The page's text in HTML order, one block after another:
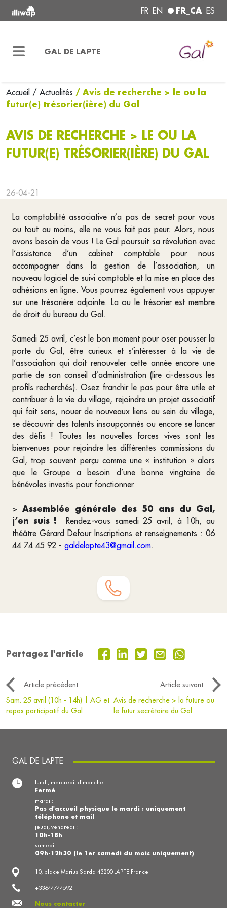
FR EN FR_CA ES
GAL DE LAPTE
Accueil / Actualités / Avis de recherche > le ou la
futur(e) trésorier(ière) du Gal
AVIS DE RECHERCHE > LE OU LA
FUTUR(E) TRÉSORIER(IÈRE) DU GAL
26-04-21
La comptabilité associative n’a pas de secret pour vous
ou tout au moins, elle ne vous fait pas peur. Alors, nous
avons besoin de vous ! Le Gal poursuit sa révolution avec
l’assistance d’un cabinet comptable pour nous
accompagner dans la gestion de l’association, un
nouveau logiciel de suivi comptable et la mise en place des
adhésions en ligne. Vous pourrez également vous appuyer
sur une trésorière adjointe. La ou le trésorier est membre
de droit du bureau du Gal.
Samedi 25 avril, c’est le bon moment pour oser pousser la
porte du Gal, être curieux et s’intéresser à la vie de
l’association qui doit renouveler cette année encore une
partie de son conseil d’administration (lire ci-dessous les
profils recherchés). Osez franchir le pas pour être utile et
contribuer à la vie du village, rejoindre un projet associatif
qui fait sens, nouer de nouveaux liens au sein du village,
se découvrir des talents insoupçonnés ou encore se lancer
des défis ! Toutes les nouvelles forces vives sont les
bienvenues pour rejoindre les différentes commissions du
Gal, trop souvent perçu comme une « institution » alors
que le Groupe a besoin d’une bonne vingtaine de
bénévoles investis pour fonctionner.
> Assemblée générale des 50 ans du Gal,
j’en suis ! Rendez-vous samedi 25 avril, à 10h, au
théâtre Gérard Defour Inscriptions et renseignements : 06
44 74 45 92 - galdelapte43@gmail.com.
Partagez l'article
Article précédent
Article suivant
Sam. 25 avril (10h - 14h) | AG et
repas participatif du Gal
Avis de recherche > la future ou
le futur secrétaire du Gal
GAL DE LAPTE
10, place Marius Sarda 43200 LAPTE France
+33644744592
Nous contacter
lundi, mercredi, dimanche :
Fermé
mardi :
Pas d'accueil physique le mardi : uniquement
téléphone et mail
jeudi, vendredi :
10h-18h
samedi :
09h-12h30 (le 1er samedi du mois uniquement)